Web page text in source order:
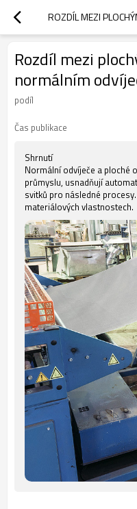
Rozdíl mezi
normálním
podíl
Čas publikace
Shrnutí
Normální odvíječe a ploché
průmyslu, usnadňují
svitků pro následné
materiálových vlastnostech.